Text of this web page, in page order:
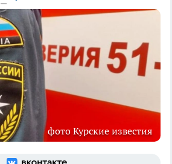
фото Курские известия